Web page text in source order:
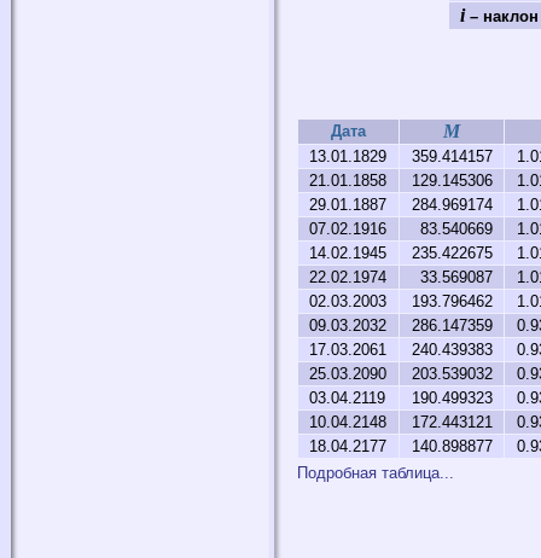
i– наклон
Дата M
13.01.1829 359.414157
21.01.1858
129.145306
29.01.1887
284.969174
07.02.1916
83.540669
14.02.1945
235.422675
22.02.1974
33.569087
02.03.2003
193.796462
09.03.2032
286.147359
17.03.2061
240.439383
25.03.2090
203.539032
03.04.2119
190.499323
10.04.2148
172.443121
18.04.2177
140.898877
Подробная таблица...